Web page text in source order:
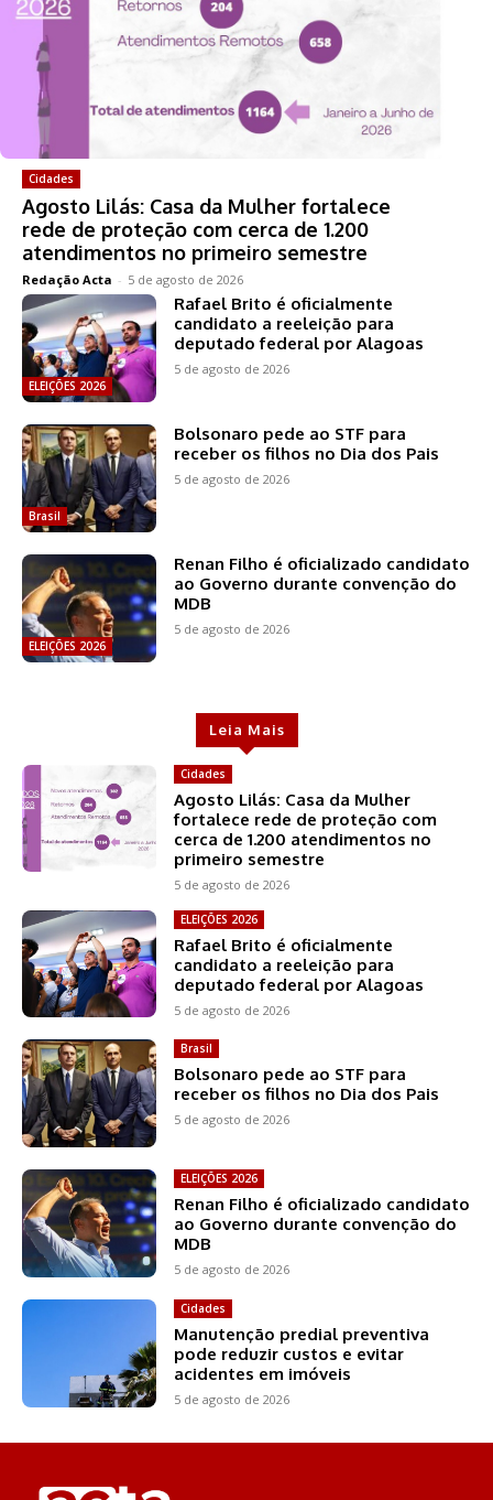
Cidades
Agosto Lilás: Casa da Mulher fortalece
rede de proteção com cerca de 1.200
atendimentos no primeiro semestre
Redação Acta - 5 de agosto de 2026
ELEIÇÕES 2026
Rafael Brito é oficialmente
candidato a reeleição para
deputado federal por Alagoas
5 de agosto de 2026
Brasil
Bolsonaro pede ao STF para
receber os filhos no Dia dos Pais
5 de agosto de 2026
ELEIÇÕES 2026
Renan Filho é oficializado candidato
ao Governo durante convenção do
MDB
5 de agosto de 2026
Leia Mais
Cidades
Agosto Lilás: Casa da Mulher
fortalece rede de proteção com
cerca de 1.200 atendimentos no
primeiro semestre
5 de agosto de 2026
ELEIÇÕES 2026
Rafael Brito é oficialmente
candidato a reeleição para
deputado federal por Alagoas
5 de agosto de 2026
Brasil
Bolsonaro pede ao STF para
receber os filhos no Dia dos Pais
5 de agosto de 2026
ELEIÇÕES 2026
Renan Filho é oficializado candidato
ao Governo durante convenção do
MDB
5 de agosto de 2026
Cidades
Manutenção predial preventiva
pode reduzir custos e evitar
acidentes em imóveis
5 de agosto de 2026